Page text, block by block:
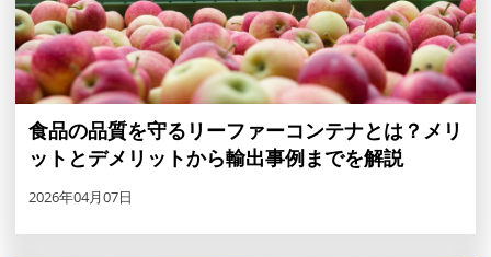
食品の品質を守るリーファーコンテナとは？メリ
ットとデメリットから輸出事例までを解説
2026年04月07日